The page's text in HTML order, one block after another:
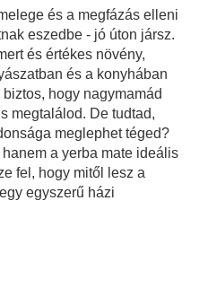
hogy nagymamád
megtalálod. De tudtad,
meglephet téged?
a yerba mate ideális
fel, hogy mitől lesz a
egyszerű házi